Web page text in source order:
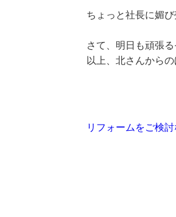
ちょっと社長に媚
さて、明日も頑張る
以上、北さんから
リフォームをご検